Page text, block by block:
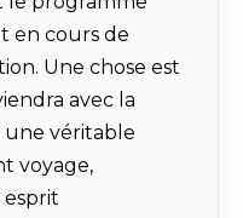
en cours de
Une chose est
avec la
une véritable
voyage,